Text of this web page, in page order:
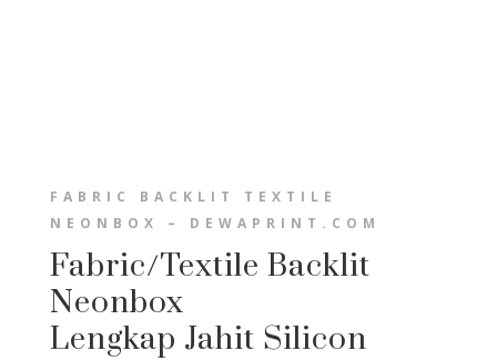
FABRIC BACKLIT TEXTILE
NEONBOX – DEWAPRINT.COM
Fabric/Textile Backlit
Neonbox
Lengkap Jahit Silicon